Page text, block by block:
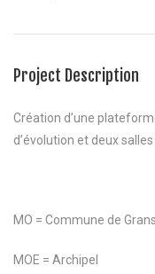
Project Description
Création d’une
d’évolution et deux salles
MO = Commune de Grans
MOE = Archipel